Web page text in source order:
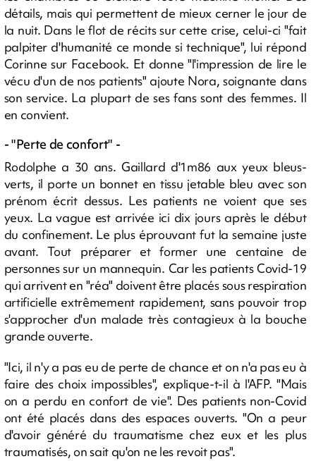
détails, mais qui permettent de mieux cerner le jour de
la nuit. Dans le flot de récits sur cette crise, celui-ci "fait
palpiter d'humanité ce monde si technique", lui répond
Corinne sur Facebook. Et donne "l'impression de lire le
vécu d'un de nos patients" ajoute Nora, soignante dans
son service. La plupart de ses fans sont des femmes. Il
en convient.
- "Perte de confort" -
Rodolphe a 30 ans. Gaillard d'1m86 aux yeux bleus-
verts, il porte un bonnet en tissu jetable bleu avec son
prénom écrit dessus. Les patients ne voient que ses
yeux. La vague est arrivée ici dix jours après le début
du confinement. Le plus éprouvant fut la semaine juste
avant. Tout préparer et former une centaine de
personnes sur un mannequin. Car les patients Covid-19
qui arrivent en "réa" doivent être placés sous respiration
artificielle extrêmement rapidement, sans pouvoir trop
s'approcher d'un malade très contagieux à la bouche
grande ouverte.
"Ici, il n'y a pas eu de perte de chance et on n'a pas eu à
faire des choix impossibles", explique-t-il à l'AFP. "Mais
on a perdu en confort de vie". Des patients non-Covid
ont été placés dans des espaces ouverts. "On a peur
d'avoir généré du traumatisme chez eux et les plus
traumatisés, on sait qu'on ne les revoit pas".